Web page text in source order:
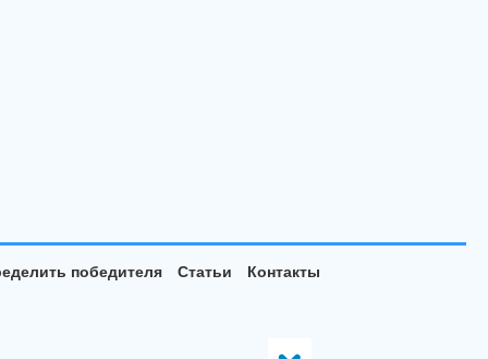
победителя Статьи
Контакты